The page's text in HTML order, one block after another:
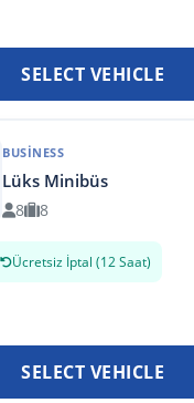
SELECT VEHICLE
BUSINESS
Lüks Minibüs
8 8
Ücretsiz İptal (12 Saat)
SELECT VEHICLE